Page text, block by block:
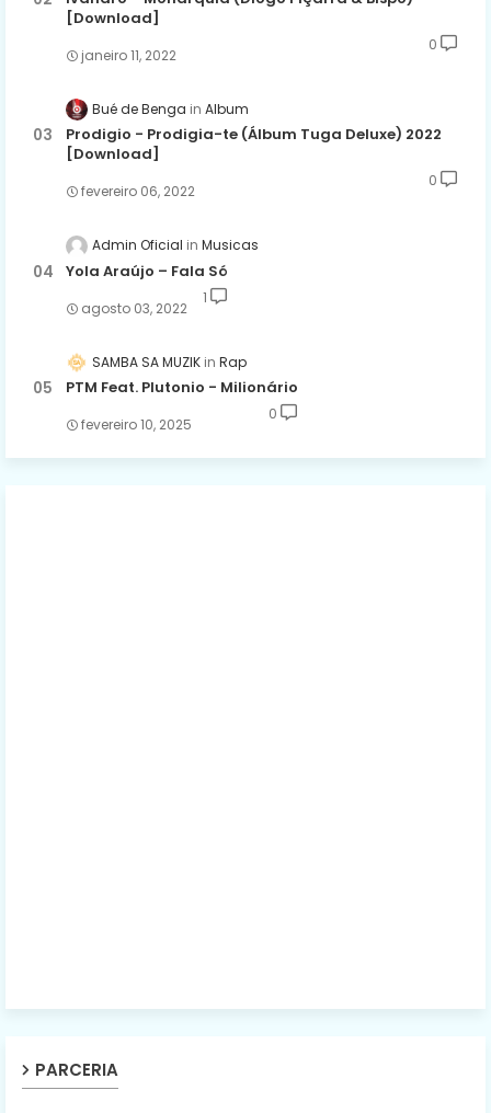
[Download]
janeiro 11, 2022
0
Bué de Benga Album
Prodigio - Prodigia-te (Álbum Tuga Deluxe) 2022
[Download]
fevereiro 06, 2022
0
Admin Oficial Musicas
Yola Araújo – Fala Só
agosto 03, 2022
1
SAMBA SA MUZIK Rap
PTM Feat. Plutonio - Milionário
fevereiro 10, 2025
0
PARCERIA